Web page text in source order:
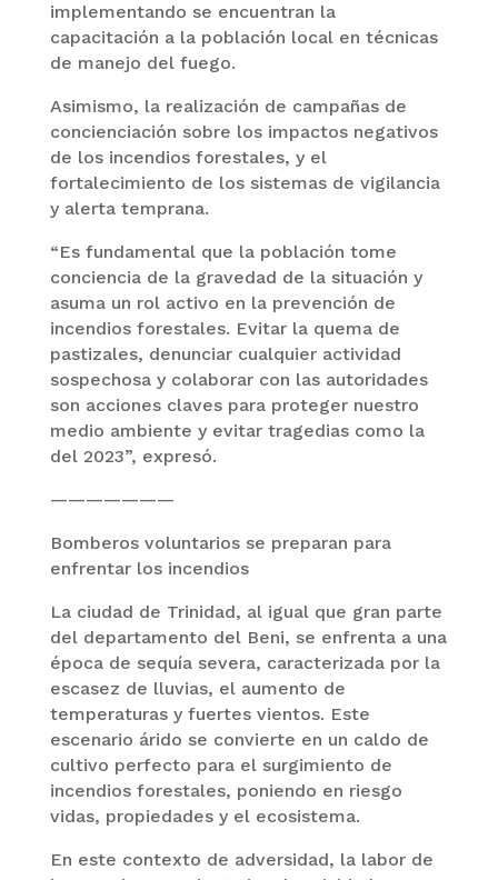
implementando se encuentran la
capacitación a la población local en técnicas
de manejo del fuego.
Asimismo, la realización de campañas de
concienciación sobre los impactos negativos
de los incendios forestales, y el
fortalecimiento de los sistemas de vigilancia
y alerta temprana.
“Es fundamental que la población tome
conciencia de la gravedad de la situación y
asuma un rol activo en la prevención de
incendios forestales. Evitar la quema de
pastizales, denunciar cualquier actividad
sospechosa y colaborar con las autoridades
son acciones claves para proteger nuestro
medio ambiente y evitar tragedias como la
del 2023”, expresó.
———————
Bomberos voluntarios se preparan para
enfrentar los incendios
La ciudad de Trinidad, al igual que gran parte
del departamento del Beni, se enfrenta a una
época de sequía severa, caracterizada por la
escasez de lluvias, el aumento de
temperaturas y fuertes vientos. Este
escenario árido se convierte en un caldo de
cultivo perfecto para el surgimiento de
incendios forestales, poniendo en riesgo
vidas, propiedades y el ecosistema.
En este contexto de adversidad, la labor de